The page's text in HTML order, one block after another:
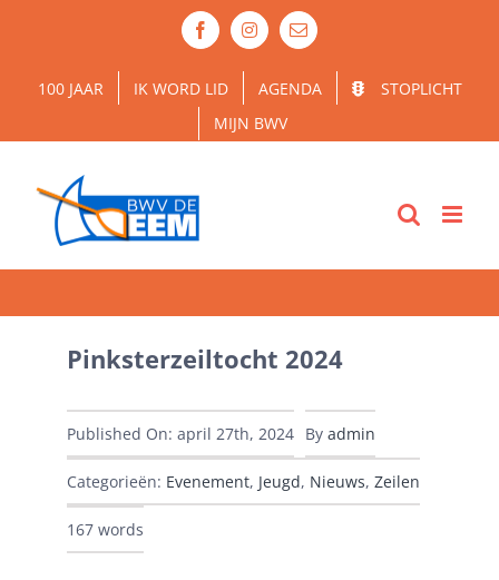
inhoud
FacebookInstagram
E-
mail
100 JAAR IK WORD LID AGENDA
STOPLICHT
MIJN BWV
Pinksterzeiltocht 2024
Published On: april 27th, 2024 By admin
Categorieën: Evenement, Jeugd, Nieuws, Zeilen
167 words